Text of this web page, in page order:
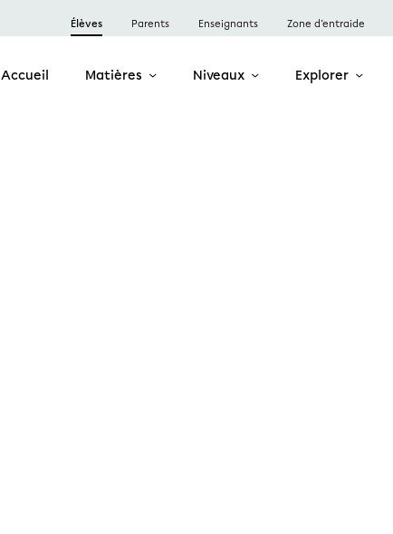
Élèves Parents Enseignants Zone d’entraide
Accueil Matières Niveaux Explorer